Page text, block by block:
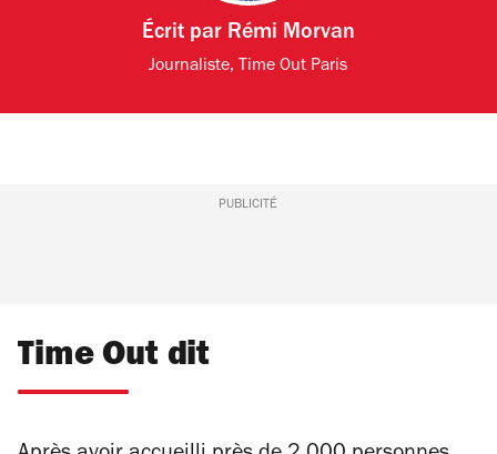
Écrit par Rémi Morvan
Journaliste, Time Out Paris
PUBLICITÉ
Time Out dit